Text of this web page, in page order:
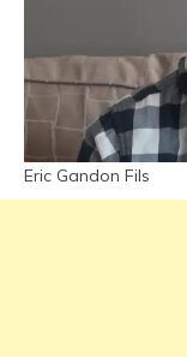
Eric Gandon Fils